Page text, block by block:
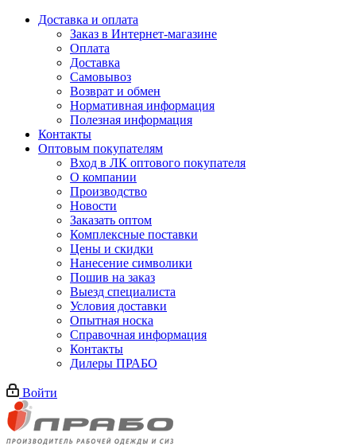
Доставка и оплата
Заказ в Интернет-магазине
Оплата
Доставка
Самовывоз
Возврат и обмен
Нормативная информация
Полезная информация
Контакты
Оптовым покупателям
Вход в ЛК оптового покупателя
О компании
Производство
Новости
Заказать оптом
Комплексные поставки
Цены и скидки
Нанесение символики
Пошив на заказ
Выезд специалиста
Условия доставки
Опытная носка
Справочная информация
Контакты
Дилеры ПРАБО
Войти